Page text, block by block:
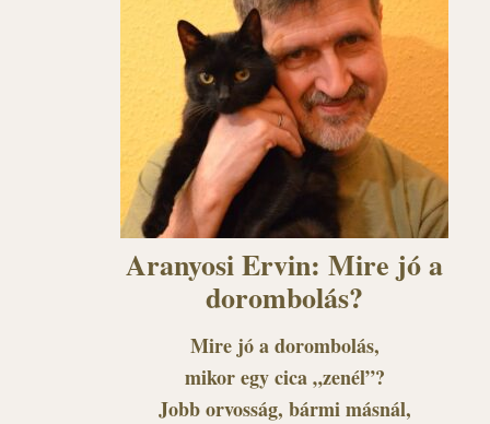
Aranyosi Ervin: Mire jó a
dorombolás?
Mire jó a dorombolás,
mikor egy cica „zenél”?
Jobb orvosság, bármi másnál,